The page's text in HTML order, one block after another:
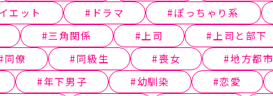
エット ドラマ ぽっちゃり系
三角関係 上司 上司と部下
同僚 同級生 喪女 地方都市
年下男子 幼馴染 恋愛